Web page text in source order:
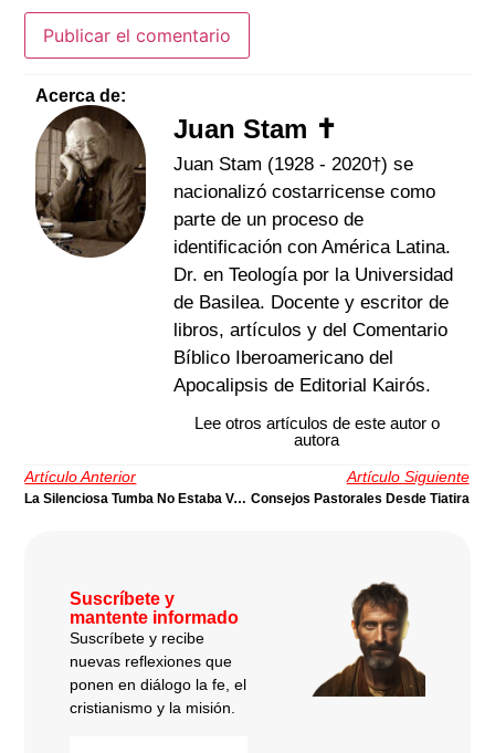
Acerca de:
Juan Stam ✝
Juan Stam (1928 - 2020†) se
nacionalizó costarricense como
parte de un proceso de
identificación con América Latina.
Dr. en Teología por la Universidad
de Basilea. Docente y escritor de
libros, artículos y del Comentario
Bíblico Iberoamericano del
Apocalipsis de Editorial Kairós.
Lee otros artículos de este autor o
autora
Artículo Anterior
La Silenciosa Tumba No Estaba Vacía
Artículo Siguiente
Consejos Pastorales Desde Tiatira
Suscríbete y
mantente informado
Suscríbete y recibe
nuevas reflexiones que
ponen en diálogo la fe, el
cristianismo y la misión.